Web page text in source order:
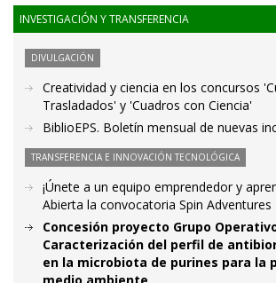
INVESTIGACIÓN Y TRANSFERENCIA
DIVULGACIÓN
Creatividad y ciencia en los concursos
Trasladados' y 'Cuadros con Ciencia'
BiblioEPS. Boletín mensual de nuevas
TRANSFERENCIA E INNOVACIÓN TECNOLÓGICA
¡Únete a un equipo emprendedor y
Abierta la convocatoria Spin Adventures
Concesión proyecto Grupo Operativo
Caracterización del perfil de
en la microbiota de purines para la